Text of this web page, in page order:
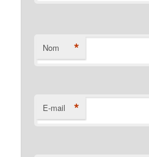
Nom *
E-mail *